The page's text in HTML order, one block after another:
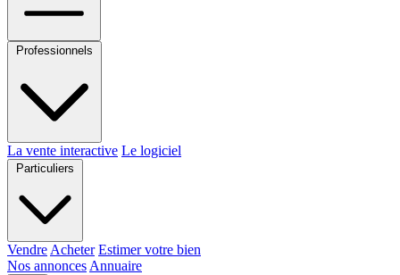
Professionnels
La vente interactive Le logiciel
Particuliers
Vendre Acheter Estimer votre bien
Nos annonces Annuaire